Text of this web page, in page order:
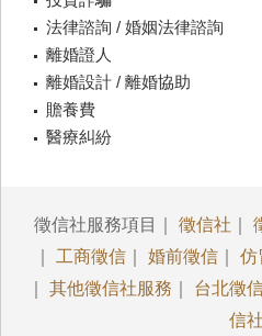
法律諮詢 / 婚姻法律諮詢
離婚證人
離婚設計 / 離婚協助
贍養費
醫療糾紛
徵信社服務項目｜ 徵信社
工商徵信 婚前徵信 仿
其他徵信社服務 台北徵
信社